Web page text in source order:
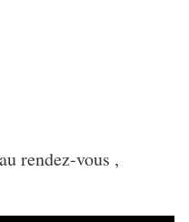
rendez-vous ,